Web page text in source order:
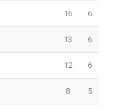
16 6
13 6
12 6
8 5